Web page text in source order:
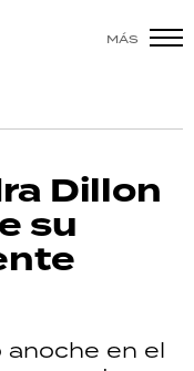
MÁS
Dillon
su
anoche en el